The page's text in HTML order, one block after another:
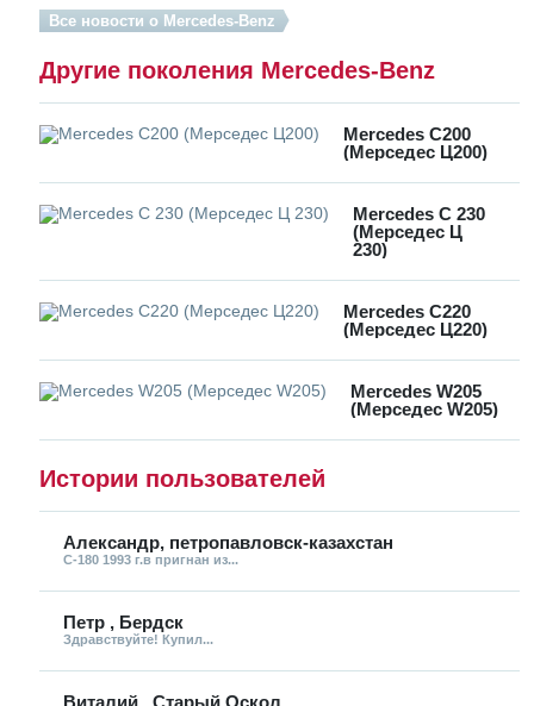
Все новости о Mercedes-Benz
Другие поколения Mercedes-Benz
Mercedes C200
(Мерседес Ц200)
Mercedes C 230
(Мерседес Ц
230)
Mercedes C220
(Мерседес Ц220)
Mercedes W205
(Мерседес W205)
Истории пользователей
Александр, петропавловск-казахстан
С-180 1993 г.в пригнан из...
Петр , Бердск
Здравствуйте! Купил...
Виталий , Старый Оскол